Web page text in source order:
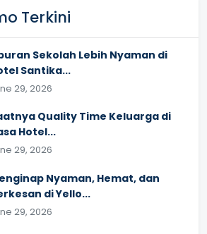
Terkini
Sekolah Lebih Nyaman di
Santika...
29, 2026
Quality Time Keluarga di
Hotel...
29, 2026
Nyaman, Hemat, dan
di Yello...
29, 2026